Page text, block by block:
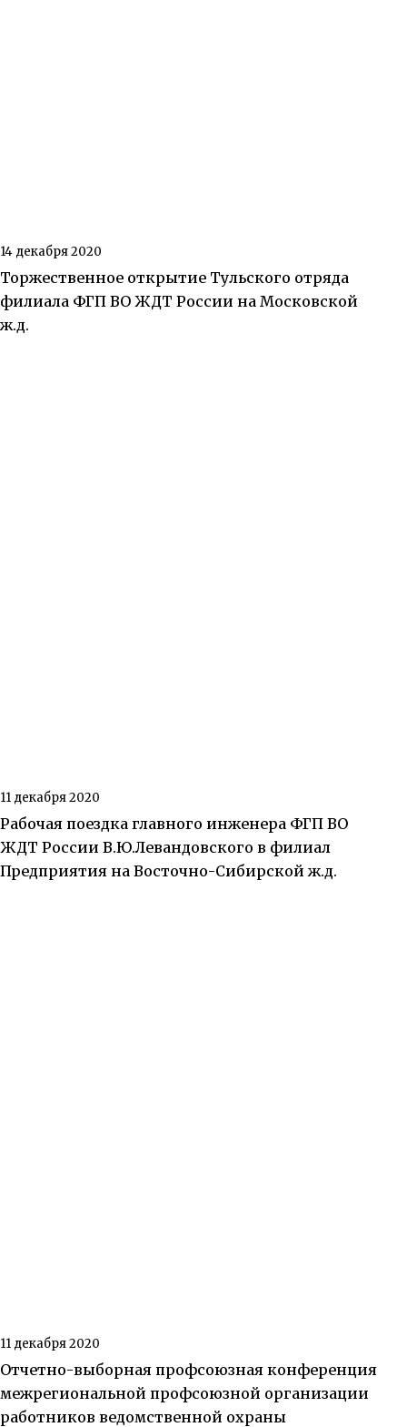
14 декабря 2020
Торжественное открытие Тульского отряда
филиала ФГП ВО ЖДТ России на Московской
ж.д.
11 декабря 2020
Рабочая поездка главного инженера ФГП ВО
ЖДТ России В.Ю.Левандовского в филиал
Предприятия на Восточно-Сибирской ж.д.
11 декабря 2020
Отчетно-выборная профсоюзная конференция
межрегиональной профсоюзной организации
работников ведомственной охраны